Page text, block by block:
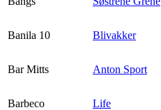
Banila 10 Blivakker
Bar Mitts
Anton Sport
Barbeco Life